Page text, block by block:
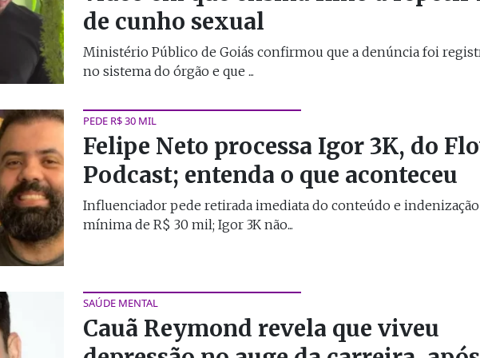
de cunho sexual
Ministério Público de Goiás confirmou que a denúncia foi
no sistema do órgão e que ...
PEDE R$ 30 MIL
Felipe Neto processa Igor 3K, do
Podcast; entenda o que aconteceu
Influenciador pede retirada imediata do conteúdo e indenização
mínima de R$ 30 mil; Igor 3K não...
SAÚDE MENTAL
Cauã Reymond revela que viveu